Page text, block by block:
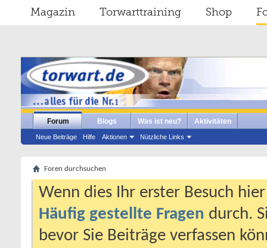
Magazin Torwarttraining Shop
Forum
Neue Beiträge Hilfe Aktionen Nützliche Links
Blogs Was ist neu? Aktivitäten
Foren durchsuchen
Wenn dies Ihr erster Besuch
Häufig gestellte Fragen durch.
bevor Sie Beiträge verfassen